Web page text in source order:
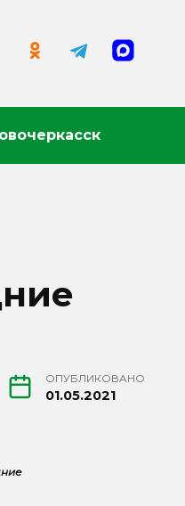
ОПУБЛИКОВАНО
01.05.2021